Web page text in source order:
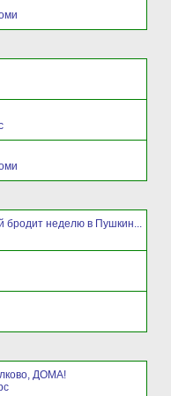
неделю в Пушкин...
ДОМА!